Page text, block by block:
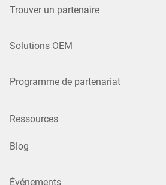
Trouver un partenaire
Solutions OEM
Programme de partenariat
Ressources
Blog
Événements